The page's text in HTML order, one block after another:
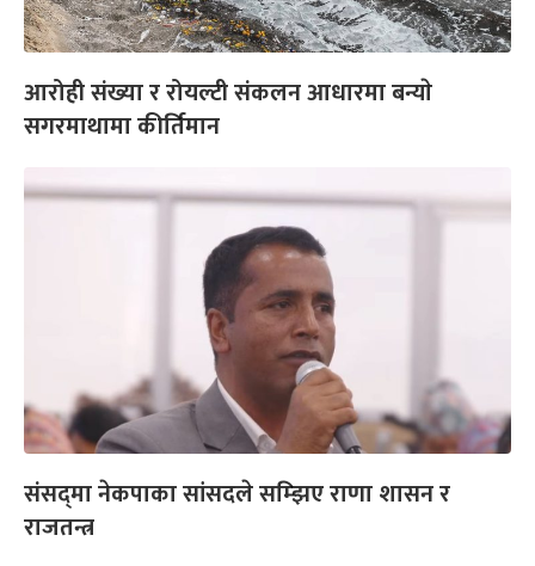
आरोही संख्या र रोयल्टी संकलन आधारमा बन्याे
सगरमाथामा कीर्तिमान
संसद्‌मा नेकपाका सांसदले सम्झिए राणा शासन र
राजतन्त्र